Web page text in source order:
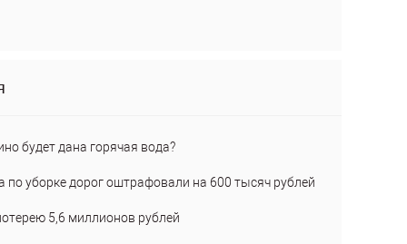
будет дана горячая вода?
по уборке дорог оштрафовали на 600 тысяч рублей
5,6 миллионов рублей